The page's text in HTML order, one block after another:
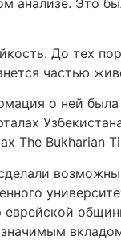
До тех
частью
о ней была
The Bukharian